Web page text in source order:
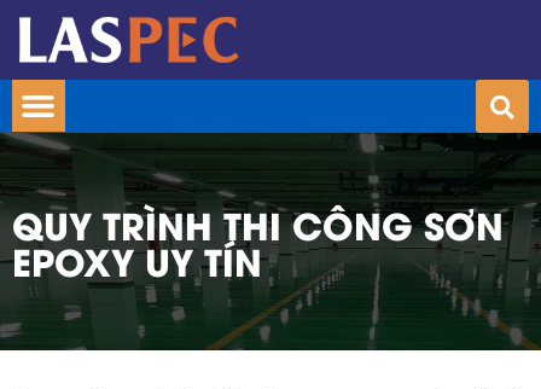
QUY TRÌNH THI CÔNG SƠN
EPOXY UY TÍN